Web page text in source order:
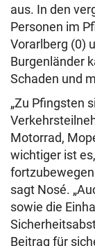
aus. In den
Personen im
Vorarlberg (0)
Burgenländer
Schaden und
„Zu Pfingsten
Motorrad,
wichtiger ist
fortzubewegen
sagt Nosé.
sowie die
Beitrag für